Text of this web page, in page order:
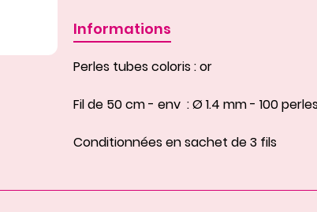
Informations
Perles tubes coloris : or
Fil de 50 cm - env  : Ø 1.4 mm - 100
Conditionnées en sachet de 3 fils